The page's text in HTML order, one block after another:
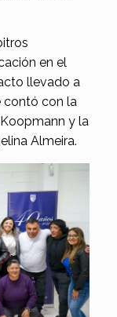
en el
llevado a
contó con la
y la
Almeira.